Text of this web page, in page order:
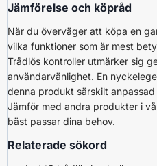
Jämförelse och köpråd
När du överväger att köpa en
vilka funktioner som är mest
Trådlös kontroller utmärker sig
användarvänlighet. En
denna produkt särskilt
Jämför med andra produkter i
bäst passar dina behov.
Relaterade sökord